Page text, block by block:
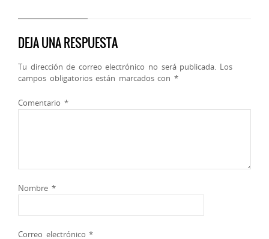
DEJA UNA RESPUESTA
Tu dirección de correo electrónico no será publicada. Los
campos obligatorios están marcados con *
Comentario *
Nombre *
Correo electrónico*